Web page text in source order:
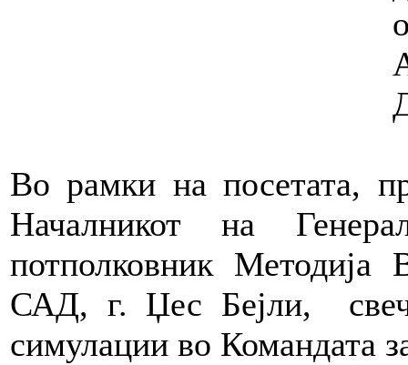
Во рамки на посетата,
Началникот на
потполковник Методија
САД, г. Џес Бејли,
симулации во Командата